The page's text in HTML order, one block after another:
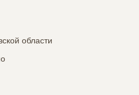
области